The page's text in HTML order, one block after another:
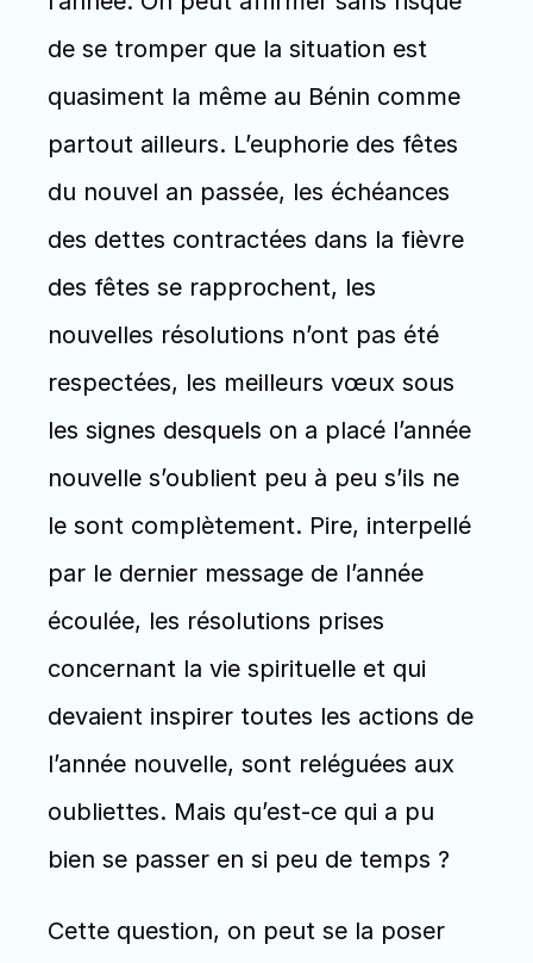
de se tromper que la situation est
quasiment la même au Bénin comme
partout ailleurs. L’euphorie des fêtes
du nouvel an passée, les échéances
des dettes contractées dans la fièvre
des fêtes se rapprochent, les
nouvelles résolutions n’ont pas été
respectées, les meilleurs vœux sous
les signes desquels on a placé l’année
nouvelle s’oublient peu à peu s’ils ne
le sont complètement. Pire, interpellé
par le dernier message de l’année
écoulée, les résolutions prises
concernant la vie spirituelle et qui
devaient inspirer toutes les actions de
l’année nouvelle, sont reléguées aux
oubliettes. Mais qu’est-ce qui a pu
bien se passer en si peu de temps ?
Cette question, on peut se la poser